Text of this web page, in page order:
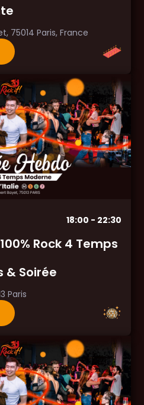
75014 Paris, France
18:00 - 22:30
Rock 4 Temps
& Soirée
Paris